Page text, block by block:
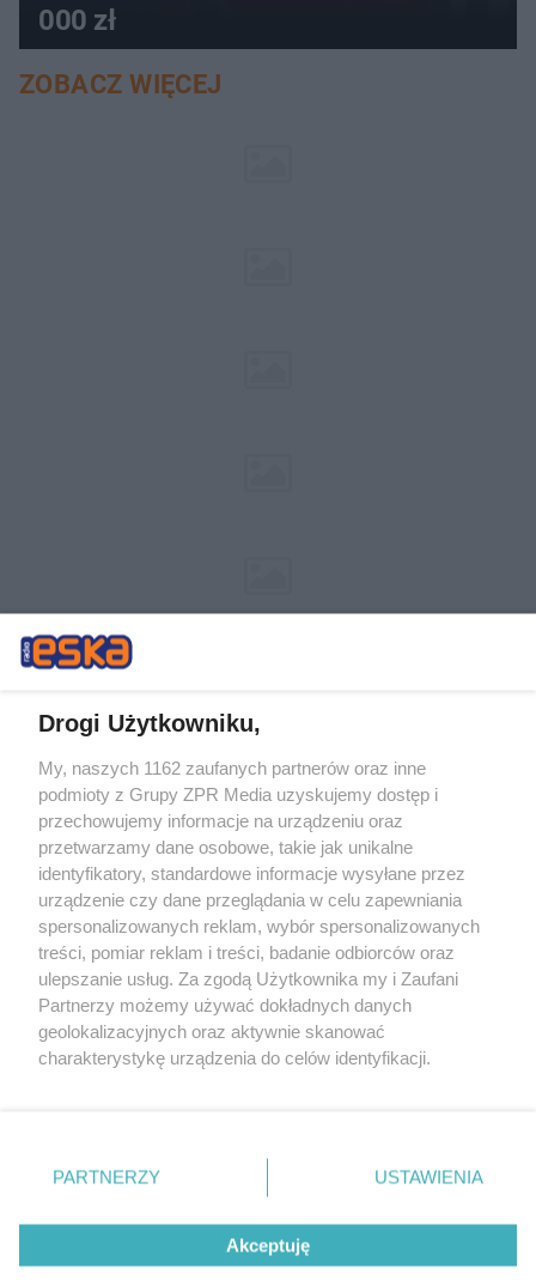
000 zł
ZOBACZ WIĘCEJ
Żaden utwór zamieszczony w serwisie nie może być powielany i
rozpowszechniany lub dalej rozpowszechniany w jakikolwiek sposób (w
tym także elektroniczny lub mechaniczny) na jakimkolwiek polu
eksploatacji w jakiejkolwiek formie, włącznie z umieszczaniem w
Internecie bez pisemnej zgody właściciela praw. Jakiekolwiek użycie lub
wykorzystanie utworów w całości lub w części z naruszeniem prawa,
tzn. bez właściwej zgody, jest zabronione pod groźbą kary i może być
ścigane prawnie.
© 2026 Grupa ZPR Media
Drogi Użytkowniku,
My, naszych 1162 zaufanych partnerów oraz inne
podmioty z Grupy ZPR Media uzyskujemy dostęp i
przechowujemy informacje na urządzeniu oraz
przetwarzamy dane osobowe, takie jak unikalne
identyfikatory, standardowe informacje wysyłane przez
urządzenie czy dane przeglądania w celu zapewniania
spersonalizowanych reklam, wybór spersonalizowanych
treści, pomiar reklam i treści, badanie odbiorców oraz
ulepszanie usług. Za zgodą Użytkownika my i Zaufani
Partnerzy możemy używać dokładnych danych
geolokalizacyjnych oraz aktywnie skanować
charakterystykę urządzenia do celów identyfikacji.
zmienić/wycofać klikając przycisk ustawień prywatności
znajdujący się w lewym dolnym rogu strony
rodzaje przetwarzania danych nie wymagają zgody
użytkownika, ale masz prawo sprzeciwić się takiemu
przetwarzaniu. Preferencje będą miały zastosowanie tylko
PARTNERZY USTAWIENIA
Akceptuję